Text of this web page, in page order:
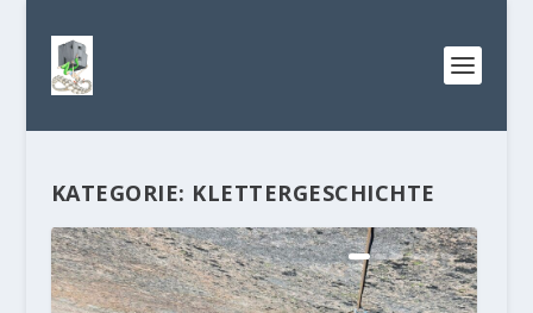
KATEGORIE: KLETTERGESCHICHTE